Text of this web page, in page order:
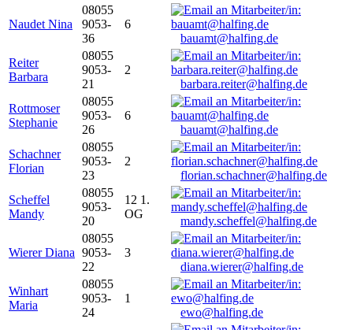
Naudet Nina
08055
9053-
36
6
bauamt@halfing.de
Reiter
Barbara
08055
9053-
21
2
barbara.reiter@halfing.de
Rottmoser
Stephanie
08055
9053-
26
6
bauamt@halfing.de
Schachner
Florian
08055
9053-
23
2
florian.schachner@halfing.de
Scheffel
Mandy
08055
9053-
20
12 1.
OG
mandy.scheffel@halfing.de
Wierer Diana
08055
9053-
22
3
diana.wierer@halfing.de
Winhart
Maria
08055
9053-
24
1
ewo@halfing.de